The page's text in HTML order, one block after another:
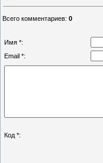
Всего комментариев: 0
Имя *:
Email *:
Код *: